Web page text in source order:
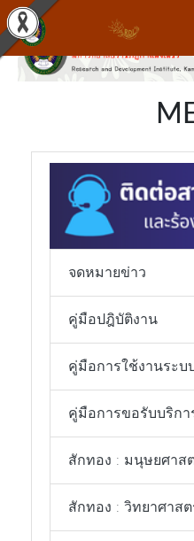
จดหมายข่าว
คู่มือปฎิบัติงาน
คู่มือการใช้งานระบ
คู่มือการขอรับบริกา
สักทอง : มนุษยศาส
สักทอง : วิทยาศาส
FACEBOOK
YOUTUBE